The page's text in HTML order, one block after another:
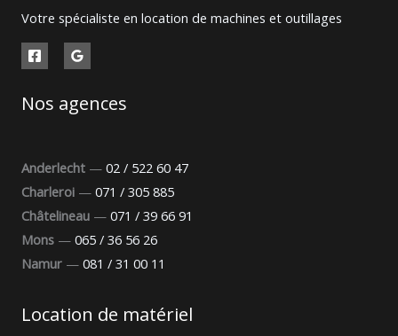
Votre spécialiste en location de machines et outillages
Nos agences
Anderlecht — 02 / 522 60 47
Charleroi — 071 / 305 885
Châtelineau — 071 / 39 66 91
Mons — 065 / 36 56 26
Namur — 081 / 31 00 11
Location de matériel